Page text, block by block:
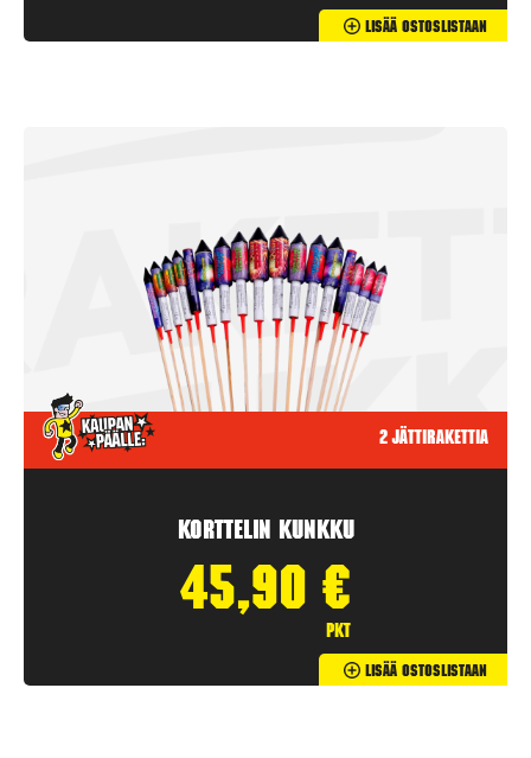
Lisää Ostoslistaan
2 jättirakettia
Korttelin kunkku
45,90 €
pkt
Lisää Ostoslistaan